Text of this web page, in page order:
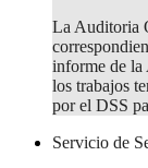
La Auditoria
informe de la
los trabajos
por el DSS
Servicio de